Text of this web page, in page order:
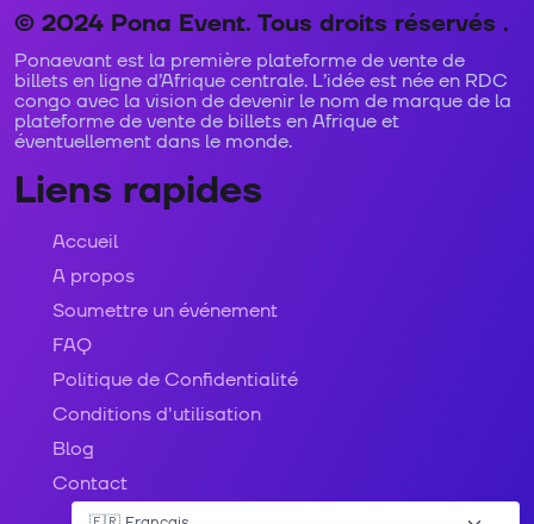
© 2024 Pona Event. Tous droits réservés .
Ponaevant est la première plateforme de vente de
billets en ligne d’Afrique centrale. L’idée est née en RDC
congo avec la vision de devenir le nom de marque de la
plateforme de vente de billets en Afrique et
éventuellement dans le monde.
Liens rapides
Accueil
A propos
Soumettre un événement
FAQ
Politique de Confidentialité
Conditions d'utilisation
Blog
Contact